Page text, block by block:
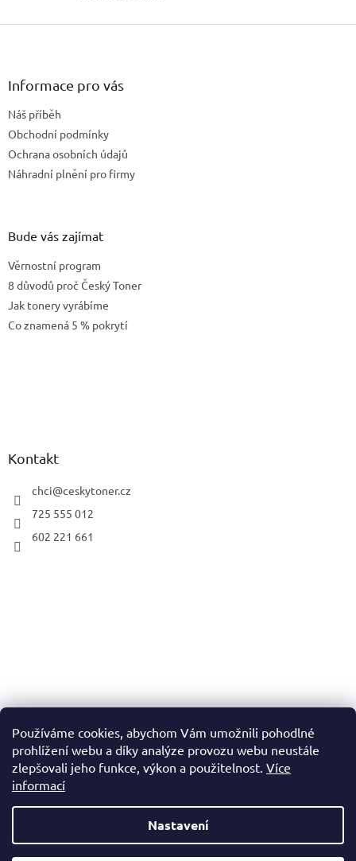
Používáme cookies, abychom Vám umožnili pohodlné
prohlížení webu a díky analýze provozu webu neustále
zlepšovali jeho funkce, výkon a použitelnost. Více
informací
Nastavení
Informace pro vás
Náš příběh
Obchodní podmínky
Ochrana osobních údajů
Náhradní plnění pro firmy
Bude vás zajímat
Věrnostní program
8 důvodů proč Český Toner
Jak tonery vyrábíme
Co znamená 5 % pokrytí
Kontakt
chci@ceskytoner.cz
725 555 012
602 221 661
Vytvořil Shoptet